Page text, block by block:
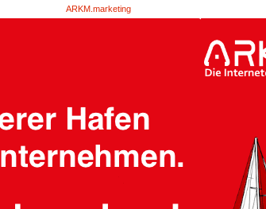
ARKM.marketing